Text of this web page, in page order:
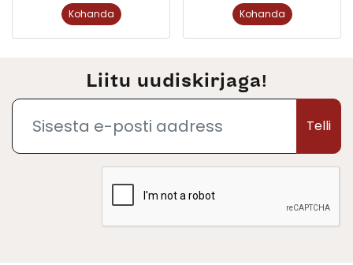
Kohanda Kohanda
Liitu uudiskirjaga!
Telli